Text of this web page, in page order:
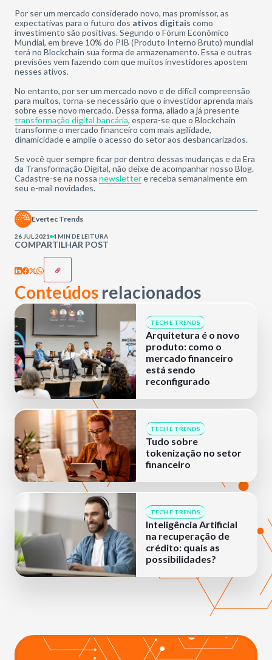
Por ser um mercado considerado novo, mas promissor, as
expectativas para o futuro dos ativos digitais como
investimento são positivas. Segundo o Fórum Econômico
Mundial, em breve 10% do PIB (Produto Interno Bruto) mundial
terá no Blockchain sua forma de armazenamento. Essa e outras
previsões vem fazendo com que muitos investidores apostem
nesses ativos.
No entanto, por ser um mercado novo e de difícil compreensão
para muitos, torna-se necessário que o investidor aprenda mais
sobre esse novo mercado. Dessa forma, aliado a já presente
transformação digital bancária, espera-se que o Blockchain
transforme o mercado financeiro com mais agilidade,
dinamicidade e amplie o acesso do setor aos desbancarizados.
Se você quer sempre ficar por dentro dessas mudanças e da Era
da Transformação Digital, não deixe de acompanhar nosso Blog.
Cadastre-se na nossa newslettere receba semanalmente em
seu e-mail novidades.
COMPARTILHAR POST
Evertec Trends
26 JUL 2021 4 MIN DE LEITURA
Conteúdos relacionados
TECH E TRENDS
Arquitetura é o novo
produto: como o
mercado financeiro
está sendo
reconfigurado
TECH E TRENDS
Tudo sobre
tokenização no setor
financeiro
TECH E TRENDS
Inteligência Artificial
na recuperação de
crédito: quais as
possibilidades?